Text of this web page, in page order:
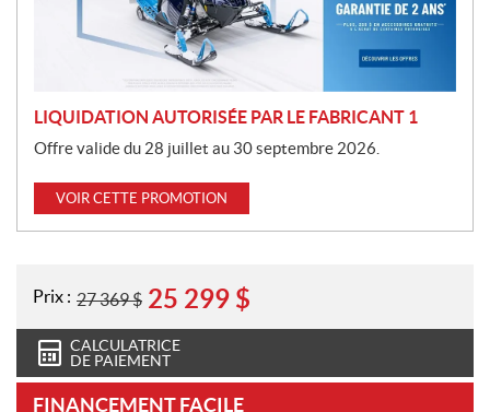
LIQUIDATION AUTORISÉE PAR LE FABRICANT 1
Offre valide du 28 juillet au 30 septembre 2026.
VOIR CETTE PROMOTION
Prix : 27 369$ 25 299 $
CALCULATRICE
DE PAIEMENT
FINANCEMENT FACILE